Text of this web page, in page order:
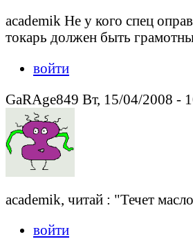
academik Не у кого спец
токарь должен быть
войти
GaRAge849 Вт, 15/04/2008 -
academik, читай : "Течет
войти